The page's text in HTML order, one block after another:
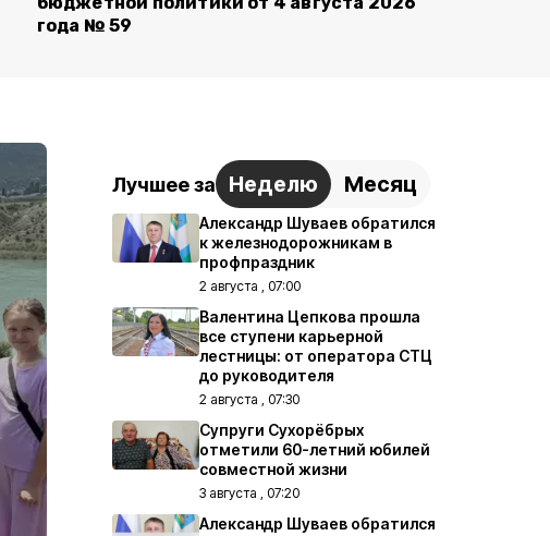
года № 59
Лучшее за Неделю Месяц
Александр Шуваев обратился
к железнодорожникам в
профпраздник
2 августа , 07:00
Валентина Цепкова прошла
все ступени карьерной
лестницы: от оператора СТЦ
до руководителя
2 августа , 07:30
Супруги Сухорёбрых
отметили 60-летний юбилей
совместной жизни
3 августа , 07:20
Александр Шуваев обратился